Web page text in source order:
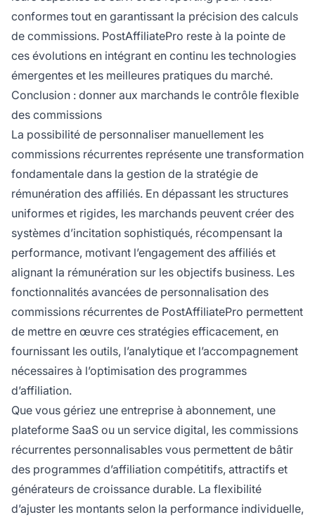
conformes tout en garantissant la précision des calculs
de commissions. PostAffiliatePro reste à la pointe de
ces évolutions en intégrant en continu les technologies
émergentes et les meilleures pratiques du marché.
Conclusion : donner aux marchands le contrôle flexible
des commissions
La possibilité de personnaliser manuellement les
commissions récurrentes représente une transformation
fondamentale dans la gestion de la stratégie de
rémunération des affiliés. En dépassant les structures
uniformes et rigides, les marchands peuvent créer des
systèmes d’incitation sophistiqués, récompensant la
performance, motivant l’engagement des affiliés et
alignant la rémunération sur les objectifs business. Les
fonctionnalités avancées de personnalisation des
commissions récurrentes de PostAffiliatePro permettent
de mettre en œuvre ces stratégies efficacement, en
fournissant les outils, l’analytique et l’accompagnement
nécessaires à l’optimisation des programmes
d’affiliation.
Que vous gériez une entreprise à abonnement, une
plateforme SaaS ou un service digital, les commissions
récurrentes personnalisables vous permettent de bâtir
des programmes d’affiliation compétitifs, attractifs et
générateurs de croissance durable. La flexibilité
d’ajuster les montants selon la performance individuelle,